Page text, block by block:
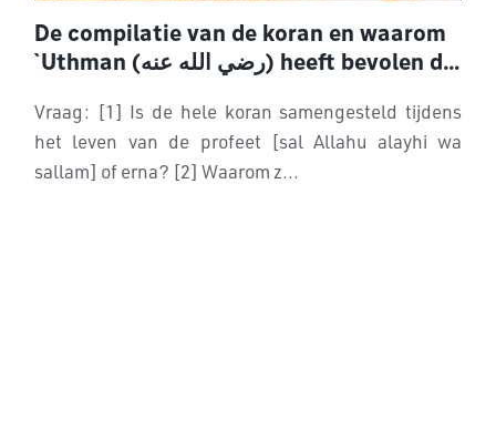
De compilatie van de koran en waarom
`Uthman (رضي الله عنه) heeft bevolen dat
Vraag: [1] Is de hele koran samengesteld tijdens
het leven van de profeet [sal Allahu alayhi wa
sallam] of erna? [2] Waarom z...